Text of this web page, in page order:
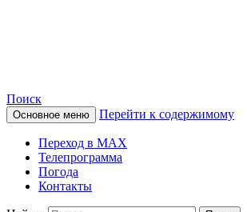
КАМЧАТСКОЕ
АГЕНТСТВО (КИА
Поиск
Основное меню Перейти к содержимому
Переход в MAX
Телепрограмма
Погода
Контакты